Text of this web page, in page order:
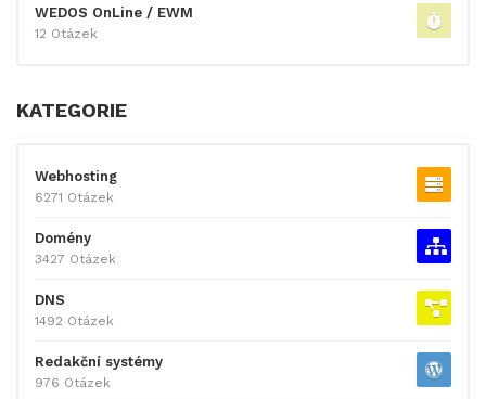
WEDOS OnLine / EWM
12 Otázek
KATEGORIE
Webhosting
6271 Otázek
Domény
3427 Otázek
DNS
1492 Otázek
Redakční systémy
976 Otázek